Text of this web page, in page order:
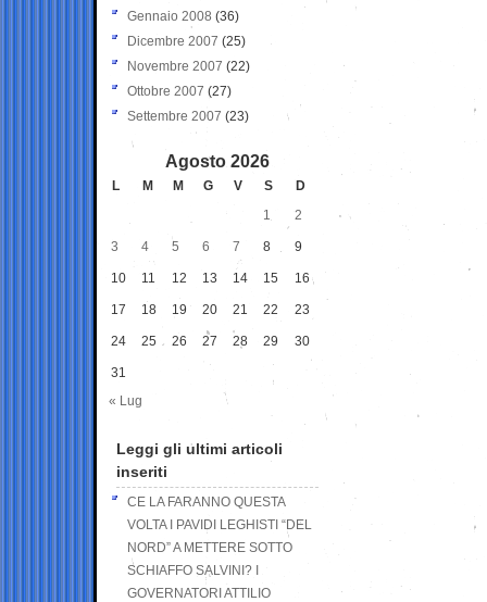
Gennaio 2008 (36)
Dicembre 2007 (25)
Novembre 2007 (22)
Ottobre 2007 (27)
Settembre 2007 (23)
Agosto 2026
L M M G V S
D
1
2
3 4 5 6 7 8 9
10 11 12 13 14 15 16
17 18 19 20 21 22 23
24 25 26 27 28 29 30
31
« Lug
Leggi gli ultimi articoli
inseriti
CE LA FARANNO QUESTA
VOLTA I PAVIDI LEGHISTI “DEL
NORD” A METTERE SOTTO
SCHIAFFO SALVINI? I
GOVERNATORI ATTILIO